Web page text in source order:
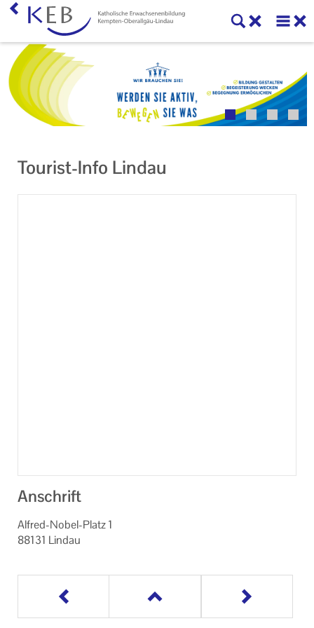
Tourist-Info Lindau
Anschrift
Alfred-Nobel-Platz 1
88131 Lindau
Veranstaltungen
Unser Auftrag
Machen Sie mit!